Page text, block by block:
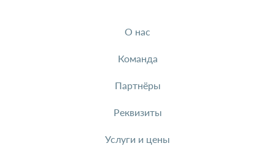
О нас
Команда
Партнёры
Реквизиты
Услуги и цены